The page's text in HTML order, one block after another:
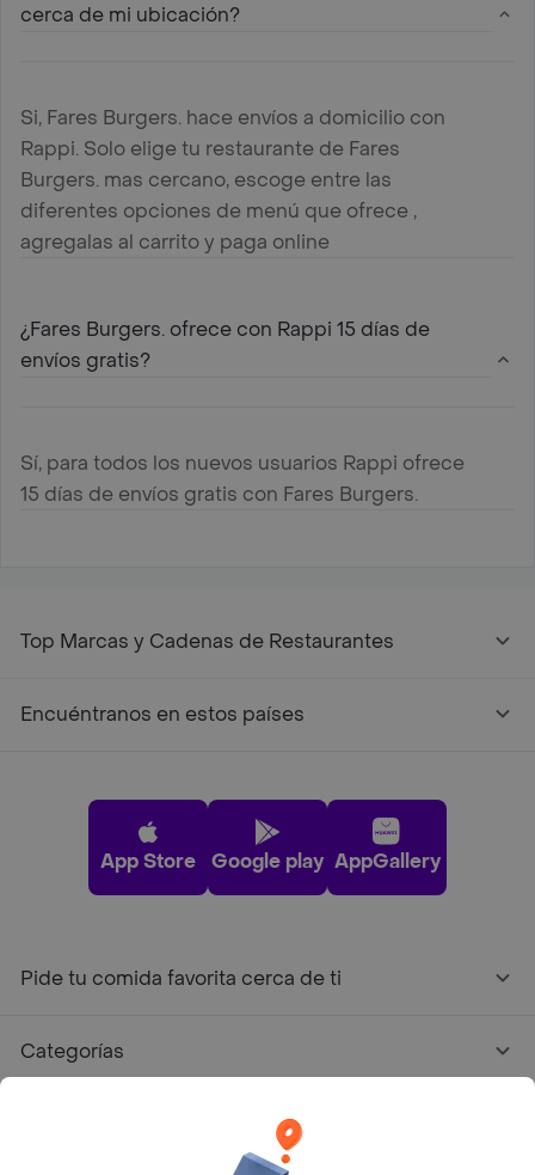
cerca de mi ubicación?
Si, Fares Burgers. hace envíos a domicilio con
Rappi. Solo elige tu restaurante de Fares
Burgers. mas cercano, escoge entre las
diferentes opciones de menú que ofrece ,
agregalas al carrito y paga online
¿Fares Burgers. ofrece con Rappi 15 días de
envíos gratis?
Sí, para todos los nuevos usuarios Rappi ofrece
15 días de envíos gratis con Fares Burgers.
Top Marcas y Cadenas de Restaurantes
Encuéntranos en estos países
App Store Google play AppGallery
Pide tu comida favorita cerca de ti
Categorías